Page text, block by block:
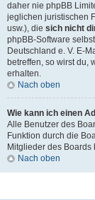
daher nie phpBB
jeglichen juristischen
usw.), die sich nicht
phpBB-Software
Deutschland e. V. E-
betreffen, so wirst du,
erhalten.
Nach oben
Wie kann ich einen
Alle Benutzer des
Funktion durch die
Mitglieder des Boards
Nach oben